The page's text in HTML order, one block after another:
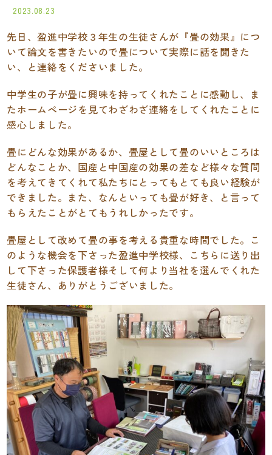
2023.08.23
先日、盈進中学校３年生の生徒さんが『畳の効果』につ
いて論文を書きたいので畳について実際に話を聞きた
い、と連絡をくださいました。
中学生の子が畳に興味を持ってくれたことに感動し、ま
たホームページを見てわざわざ連絡をしてくれたことに
感心しました。
畳にどんな効果があるか、畳屋として畳のいいところは
どんなことか、国産と中国産の効果の差など様々な質問
を考えてきてくれて私たちにとってもとても良い経験が
できました。また、なんといっても畳が好き、と言って
もらえたことがとてもうれしかったです。
畳屋として改めて畳の事を考える貴重な時間でした。こ
のような機会を下さった盈進中学校様、こちらに送り出
して下さった保護者様そして何より当社を選んでくれた
生徒さん、ありがとうございました。